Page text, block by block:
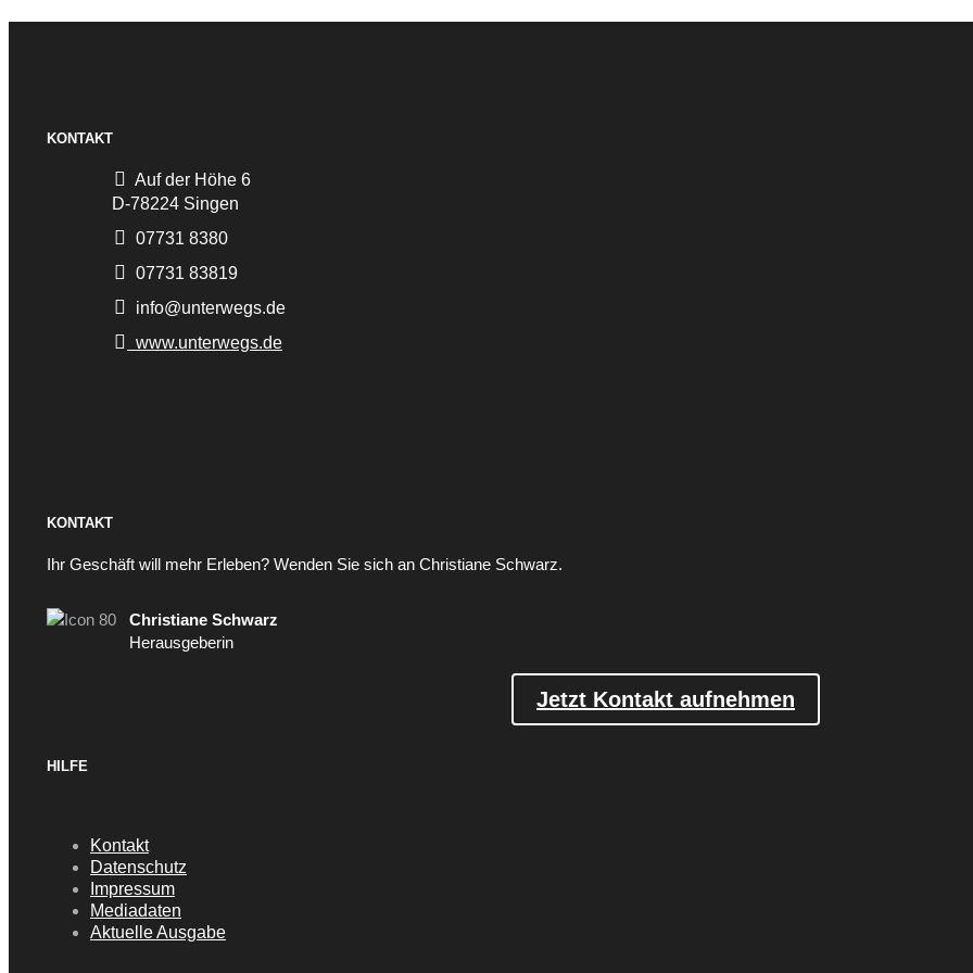
KONTAKT
Auf der Höhe 6
D-78224 Singen
07731 8380
07731 83819
info@unterwegs.de
www.unterwegs.de
KONTAKT
Ihr Geschäft will mehr Erleben? Wenden Sie sich an Christiane Schwarz.
Christiane Schwarz
Herausgeberin
Jetzt Kontakt aufnehmen
HILFE
Kontakt
Datenschutz
Impressum
Mediadaten
Aktuelle Ausgabe